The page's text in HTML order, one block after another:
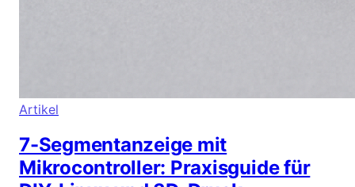
Artikel
7-Segmentanzeige mit
Mikrocontroller: Praxisguide für